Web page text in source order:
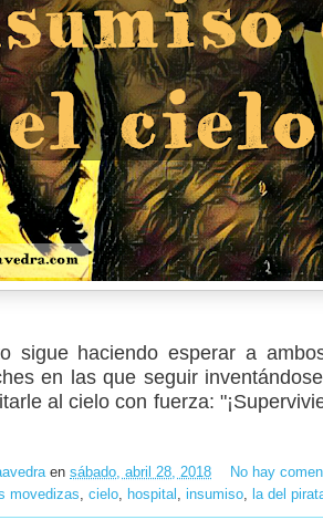
sigue haciendo esperar a
en las que seguir
al cielo con fuerza:
en sábado, abril 28, 2018
No hay
movedizas cielo hospital insumiso la del